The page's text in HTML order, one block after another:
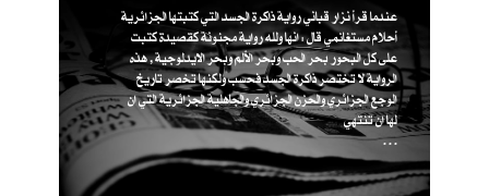
عندما قرأ نزار قباني رواية ذاكرة الجسد التي كتبتها الجزائرية
أحلام مستغانمي قال : انها ولله رواية مجنونة كقصيدة كتبت
على كل البحور بحر الحب وبحر الألم وبحر الايدلوجية , هذه
الرواية لا تختصر ذاكرة الجسد فحسب ولكنها تخصر تاريخ
الوجع الجزائري والحزن الجزائري والجاهلية الجزائرية التي ان
لها ان تنتهي
. . .